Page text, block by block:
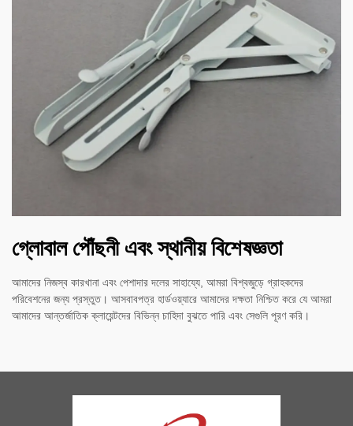
গ্লোবাল পৌঁছনী এবং স্থানীয় বিশেষজ্ঞতা
আমাদের নিজস্ব কারখানা এবং পেশাদার দলের সাহায্যে, আমরা বিশ্বজুড়ে গ্রাহকদের
পরিবেশনের জন্য প্রস্তুত। আসবাবপত্র হার্ডওয়্যারে আমাদের দক্ষতা নিশ্চিত করে যে আমরা
আমাদের আন্তর্জাতিক ক্লায়েন্টদের বিভিন্ন চাহিদা বুঝতে পারি এবং সেগুলি পূরণ করি।